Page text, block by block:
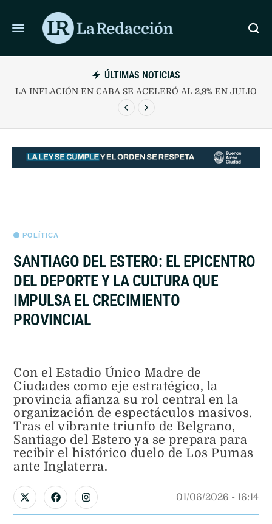
ÚLTIMAS NOTICIAS
CANDELA ARIZAGA NEGÓ AGRESIONES DE FACUNDO
SANTIAGO DEL ESTERO: EL EPICENTRO
DEL DEPORTE Y LA CULTURA QUE
IMPULSA EL CRECIMIENTO
PROVINCIAL
Con el Estadio Único Madre de
Ciudades como eje estratégico, la
provincia afianza su rol central en la
organización de espectáculos masivos.
Tras el vibrante triunfo de Belgrano,
Santiago del Estero ya se prepara para
recibir el histórico duelo de Los Pumas
ante Inglaterra.